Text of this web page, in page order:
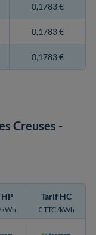
0,1783 €
0,1783 €
0,1783 €
Creuses -
kWh
Tarif HC
€ TTC /kWh